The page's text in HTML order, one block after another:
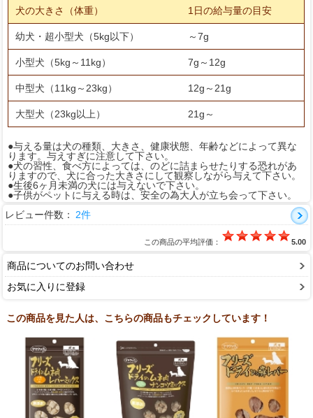
犬の大きさ（体重）
1日の給与量の目安
幼犬・超小型犬（5kg以下） ～7g
小型犬（5kg～11kg） 7g～12g
中型犬（11kg～23kg） 12g～21g
大型犬（23kg以上） 21g～
●与える量は犬の種類、大きさ、健康状態、年齢などによって異な
ります。与えすぎに注意して下さい。
●犬の習性、食べ方によっては、のどに詰まらせたりする恐れがあ
りますので、犬に合った大きさにして観察しながら与えて下さい。
●生後6ヶ月未満の犬には与えないで下さい。
●子供がペットに与える時は、安全の為大人が立ち会って下さい。
レビュー件数：
2件
この商品の平均評価： 5.00
商品についてのお問い合わせ
お気に入りに登録
この商品を見た人は、こちらの商品もチェックしています！